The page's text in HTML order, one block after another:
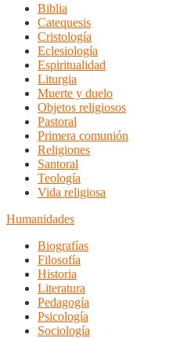
Biblia
Catequesis
Cristología
Eclesiología
Espiritualidad
Liturgia
Muerte y duelo
Objetos religiosos
Pastoral
Primera comunión
Religiones
Santoral
Teología
Vida religiosa
Humanidades
Biografías
Filosofía
Historia
Literatura
Pedagogía
Psicología
Sociología